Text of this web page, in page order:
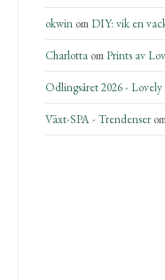
okwin omDIY: vik en
Charlotta omPrints av
Odlingsåret 2026 -
Växt-SPA - Trendenser